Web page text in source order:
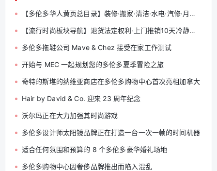
【多伦多华人黄页总目录】装修·搬家·清洁·水电·汽修·月嫂·会计律师 — 分类索引与发帖规范（收藏帖）
【流行时尚板块导航】退货法定权利·上门推销10天冷静期·配镜省钱·小额法庭
多伦多拖鞋公司 Mave & Chez 接受在家工作测试
开始与 MEC 一起规划您的多伦多夏季冒险之旅
奇特的斯堪的纳维亚商店在多伦多购物中心首次亮相加拿大
Hair by David & Co. 迎来 23 周年纪念
沃尔玛正在大力加强其时尚游戏
多伦多设计师太阳镜品牌正在打造一台一次一帧的时间机器
适合任何氛围和预算的 8 个多伦多豪华婚礼场地
多伦多购物中心因奢侈品牌推出而陷入混乱